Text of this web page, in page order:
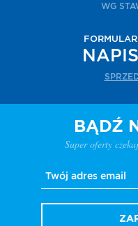
WG
BĄDŹ
Super oferty